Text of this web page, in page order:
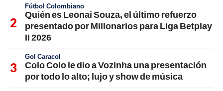
Fútbol Colombiano
Quién es Leonai Souza, el último refuerzo
presentado por Millonarios para Liga Betplay
II 2026
Gol Caracol
Colo Colo le dio a Vozinha una presentación
por todo lo alto; lujo y show de música